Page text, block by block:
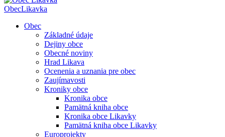
ObecLikavka
Obec
Základné údaje
Dejiny obce
Obecné noviny
Hrad Likava
Ocenenia a uznania pre obec
Zaujímavosti
Kroniky obce
Kronika obce
Pamätná kniha obce
Kronika obce Likavky
Pamätná kniha obce Likavky
Europrojekty